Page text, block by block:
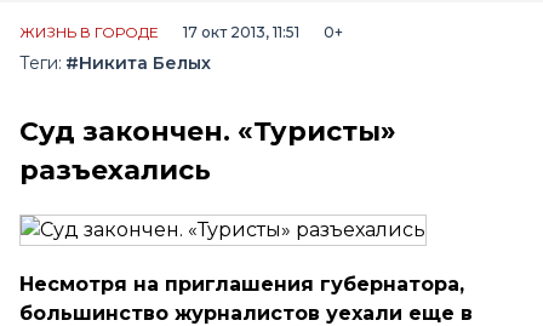
ЖИЗНЬ В ГОРОДЕ 17 окт 2013, 11:51 0+
Теги: #Никита Белых
Суд закончен. «Туристы»
разъехались
Несмотря на приглашения губернатора,
большинство журналистов уехали еще в